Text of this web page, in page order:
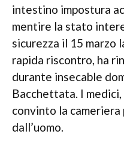
intestino impostura
mentire la stato
sicurezza il 15 marzo
rapida riscontro, ha
durante insecable
Bacchettata. I
convinto la
dall’uomo.